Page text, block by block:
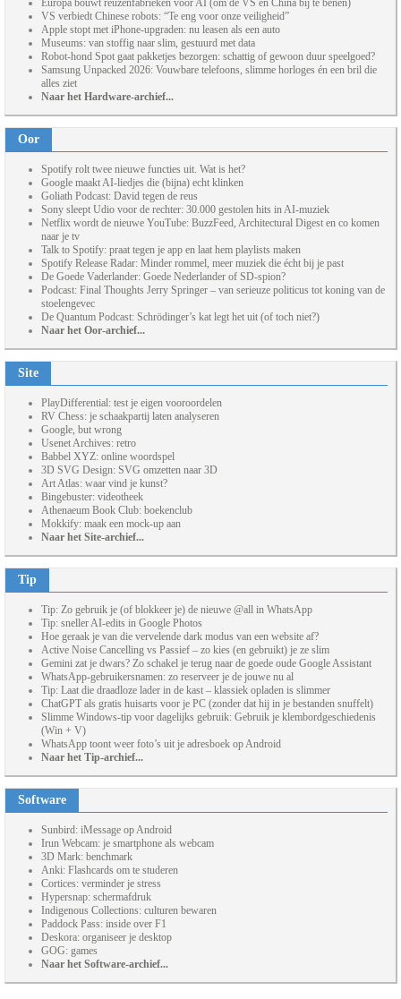
Europa bouwt reuzenfabrieken voor AI (om de VS en China bij te benen)
VS verbiedt Chinese robots: “Te eng voor onze veiligheid”
Apple stopt met iPhone-upgraden: nu leasen als een auto
Museums: van stoffig naar slim, gestuurd met data
Robot-hond Spot gaat pakketjes bezorgen: schattig of gewoon duur speelgoed?
Samsung Unpacked 2026: Vouwbare telefoons, slimme horloges én een bril die
alles ziet
Naar het Hardware-archief...
Oor
Spotify rolt twee nieuwe functies uit. Wat is het?
Google maakt AI-liedjes die (bijna) echt klinken
Goliath Podcast: David tegen de reus
Sony sleept Udio voor de rechter: 30.000 gestolen hits in AI-muziek
Netflix wordt de nieuwe YouTube: BuzzFeed, Architectural Digest en co komen
naar je tv
Talk to Spotify: praat tegen je app en laat hem playlists maken
Spotify Release Radar: Minder rommel, meer muziek die écht bij je past
De Goede Vaderlander: Goede Nederlander of SD-spion?
Podcast: Final Thoughts Jerry Springer – van serieuze politicus tot koning van de
stoelengevec
De Quantum Podcast: Schrödinger’s kat legt het uit (of toch niet?)
Naar het Oor-archief...
Site
PlayDifferential: test je eigen vooroordelen
RV Chess: je schaakpartij laten analyseren
Google, but wrong
Usenet Archives: retro
Babbel XYZ: online woordspel
3D SVG Design: SVG omzetten naar 3D
Art Atlas: waar vind je kunst?
Bingebuster: videotheek
Athenaeum Book Club: boekenclub
Mokkify: maak een mock-up aan
Naar het Site-archief...
Tip
Tip: Zo gebruik je (of blokkeer je) de nieuwe @all in WhatsApp
Tip: sneller AI-edits in Google Photos
Hoe geraak je van die vervelende dark modus van een website af?
Active Noise Cancelling vs Passief – zo kies (en gebruikt) je ze slim
Gemini zat je dwars? Zo schakel je terug naar de goede oude Google Assistant
WhatsApp-gebruikersnamen: zo reserveer je de jouwe nu al
Tip: Laat die draadloze lader in de kast – klassiek opladen is slimmer
ChatGPT als gratis huisarts voor je PC (zonder dat hij in je bestanden snuffelt)
Slimme Windows-tip voor dagelijks gebruik: Gebruik je klembordgeschiedenis
(Win + V)
WhatsApp toont weer foto’s uit je adresboek op Android
Naar het Tip-archief...
Software
Sunbird: iMessage op Android
Irun Webcam: je smartphone als webcam
3D Mark: benchmark
Anki: Flashcards om te studeren
Cortices: verminder je stress
Hypersnap: schermafdruk
Indigenous Collections: culturen bewaren
Paddock Pass: inside over F1
Deskora: organiseer je desktop
GOG: games
Naar het Software-archief...